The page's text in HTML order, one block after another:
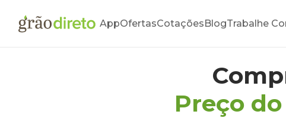
AppOfertasCotaçõesBlogTrabalhe
Preço